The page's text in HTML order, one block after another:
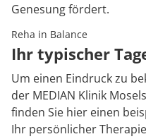
Genesung fördert.
Reha in Balance
Ihr typischer
Um einen Eindruck zu
der MEDIAN Klinik
finden Sie hier einen
Ihr persönlicher